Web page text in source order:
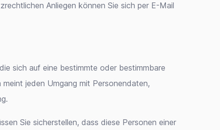
Anliegen können Sie sich per E-Mail
sich auf eine bestimmte oder bestimmbare
jeden Umgang mit Personendaten,
Sie sicherstellen, dass diese Personen einer